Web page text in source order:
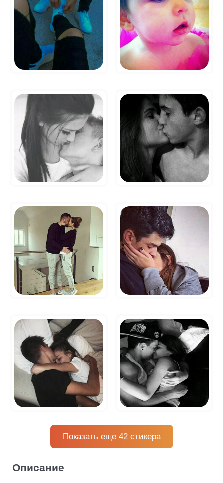
Показать еще 42 стикера
Описание